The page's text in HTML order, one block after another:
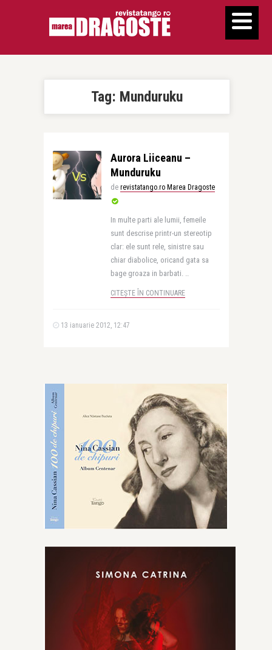
Tag: Munduruku
Aurora Liiceanu –
Munduruku
de revistatango.ro Marea Dragoste
In multe parti ale lumii, femeile
sunt descrise printr-un stereotip
clar: ele sunt rele, sinistre sau
chiar diabolice, oricand gata sa
bage groaza in barbati. ..
CITEȘTE ÎN CONTINUARE
13 ianuarie 2012, 12:47